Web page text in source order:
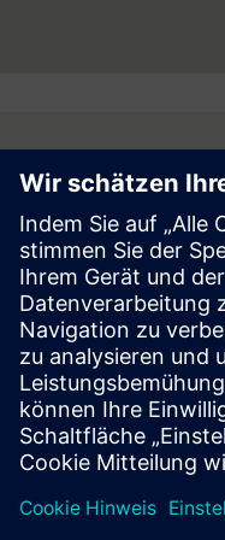
Follow
Press | Company | Siemens
© Siemens 1996 – 2026
Corporate Information
Privacy Notice
Cookie Notice